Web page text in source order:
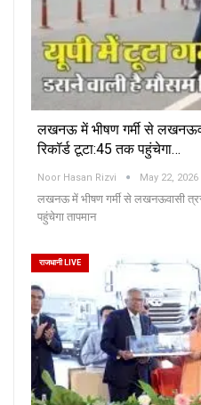
लखनऊ में भीषण गर्मी से
रिकॉर्ड टूटा:45 तक पहुंचेगा…
Noor Hasan Rizvi May 22, 2026
लखनऊ में भीषण गर्मी से लखनऊवासी
पहुंचेगा तापमान
राजधानी LIVE